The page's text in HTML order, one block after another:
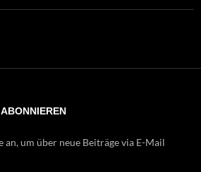
an, um über neue Beiträge via E-Mail